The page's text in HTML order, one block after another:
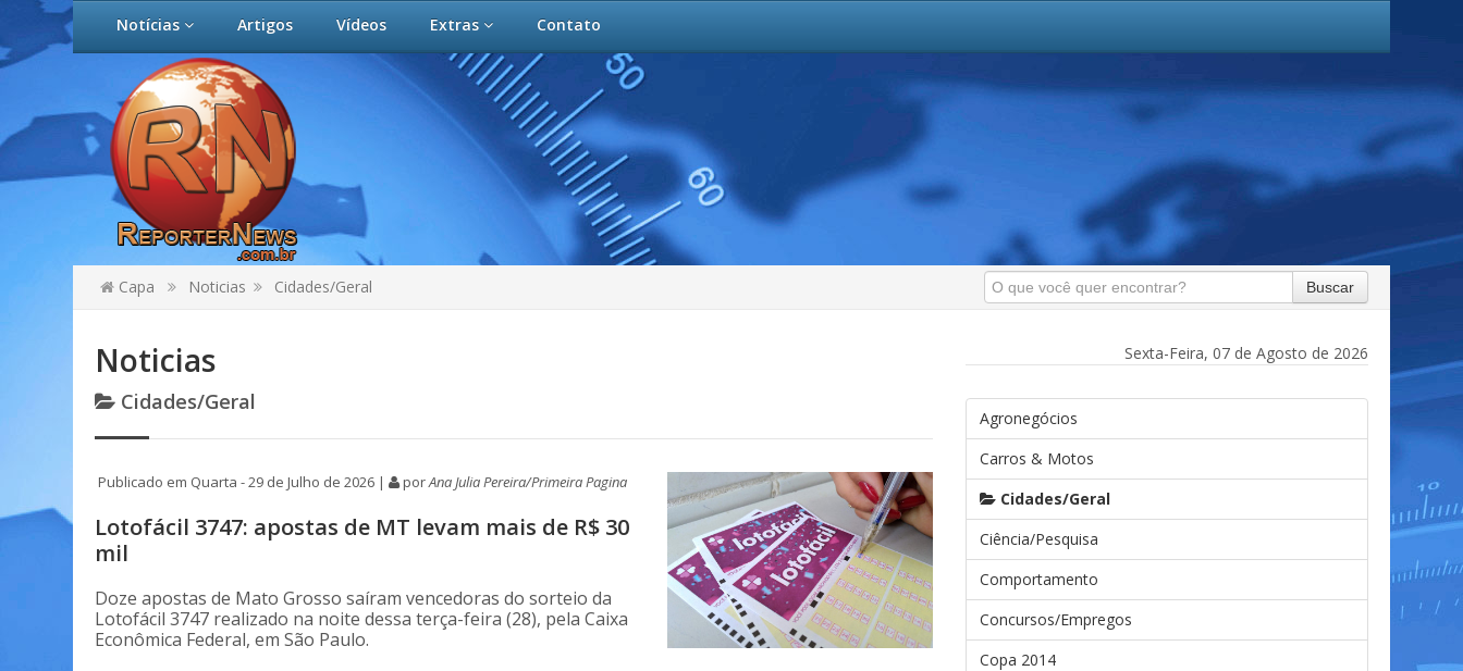
Notícias Artigos Vídeos Extras Contato
Capa Noticias Cidades/Geral Buscar
Noticias
Cidades/Geral
Publicado em Quarta - 29 de Julho de 2026 | porAna Julia Pereira/Primeira Pagina
Lotofácil 3747: apostas de MT levam mais de R$ 30
mil
Doze apostas de Mato Grosso saíram vencedoras do sorteio da
Lotofácil 3747 realizado na noite dessa terça-feira (28), pela Caixa
Econômica Federal, em São Paulo.
Sexta-Feira, 07 de Agosto de 2026
Agronegócios
Carros & Motos
Cidades/Geral
Ciência/Pesquisa
Comportamento
Concursos/Empregos
Copa 2014